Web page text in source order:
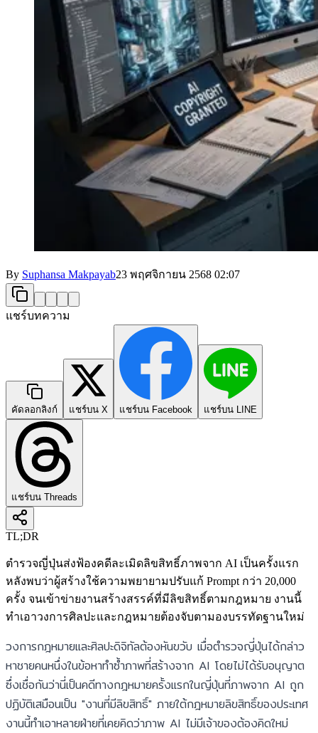
By Suphansa Makpayab23 พฤศจิกายน 2568 02:07
แชร์บทความ
คัดลอกลิงก์ แชร์บน X แชร์บน Facebook แชร์บน LINE
แชร์บน Threads
TL;DR
ตำรวจญี่ปุ่นส่งฟ้องคดีละเมิดลิขสิทธิ์ภาพจาก AI เป็นครั้งแรก
หลังพบว่าผู้สร้างใช้ความพยายามปรับแก้ Prompt กว่า 20,000
ครั้ง จนเข้าข่ายงานสร้างสรรค์ที่มีลิขสิทธิ์ตามกฎหมาย งานนี้
ทำเอาวงการศิลปะและกฎหมายต้องจับตามองบรรทัดฐานใหม่
วงการกฎหมายและศิลปะดิจิทัลต้องหันขวับ เมื่อตำรวจญี่ปุ่นได้กล่าว
หาชายคนหนึ่งในข้อหาทำซ้ำภาพที่สร้างจาก AI โดยไม่ได้รับอนุญาต
ซึ่งเชื่อกันว่านี่เป็นคดีทางกฎหมายครั้งแรกในญี่ปุ่นที่ภาพจาก AI ถูก
ปฏิบัติเสมือนเป็น "งานที่มีลิขสิทธิ์" ภายใต้กฎหมายลิขสิทธิ์ของประเทศ
งานนี้ทำเอาหลายฝ่ายที่เคยคิดว่าภาพ AI ไม่มีเจ้าของต้องคิดใหม่